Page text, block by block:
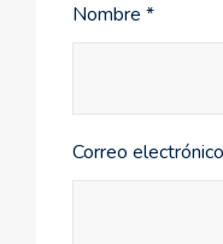
Nombre *
Correo electrónico